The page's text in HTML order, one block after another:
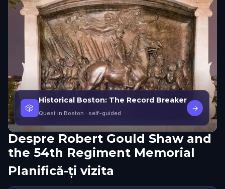
🎲
Historical Boston: The Record Breaker
Quest in Boston · self-guided
→
Despre Robert Gould Shaw and
the 54th Regiment Memorial
Planifică-ți vizita